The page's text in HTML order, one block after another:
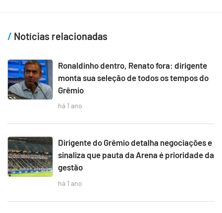
Notícias relacionadas
Ronaldinho dentro, Renato fora: dirigente
monta sua seleção de todos os tempos do
Grêmio
há 1 ano
Dirigente do Grêmio detalha negociações e
sinaliza que pauta da Arena é prioridade da
gestão
há 1 ano